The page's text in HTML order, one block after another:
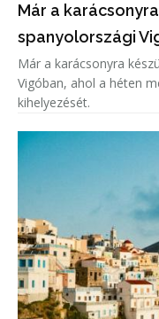
Már a
spanyolországi
Már a karácsonyra
Vigóban, ahol a héten
kihelyezését.